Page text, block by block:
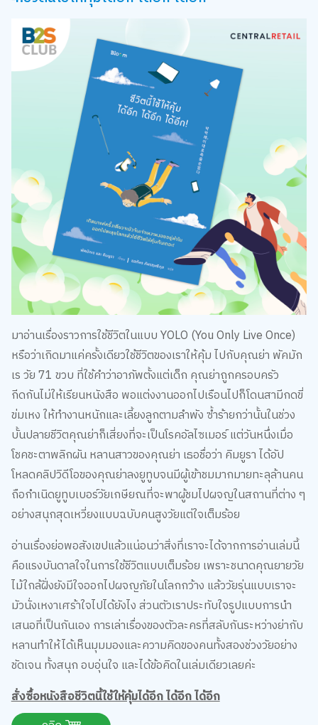
มาอ่านเรื่องราวการใช้ชีวิตในแบบ YOLO (You Only Live Once)
หรือว่าเกิดมาแค่ครั้งเดียวใช้ชีวิตของเราให้คุ้ม ไปกับคุณย่า พัคมัก
เร วัย 71 ขวบ ที่ใช้คำว่าอาภัพตั้งแต่เด็ก คุณย่าถูกครอบครัว
กีดกันไม่ให้เรียนหนังสือ พอแต่งงานออกไปเรือนไปก็โดนสามีกดขี่
ข่มเหง ให้ทำงานหนักและเลี้ยงลูกตามลำพัง ซ้ำร้ายกว่านั้นในช่วง
บั้นปลายชีวิตคุณย่าก็เสี่ยงที่จะเป็นโรคอัลไซเมอร์ แต่วันหนึ่งเมื่อ
โชคชะตาพลิกผัน หลานสาวของคุณย่า เธอชื่อว่า คิมยูรา ได้อัป
โหลดคลิปวิดีโอของคุณย่าลงยูทูบจนมีผู้เข้าชมมากมายทะลุล้านคน
ถือกำเนิดยูทูบเบอร์วัยเกษียณที่จะพาผู้ชมไปผจญในสถานที่ต่าง ๆ
อย่างสนุกสุดเหวี่ยงแบบฉบับคนสูงวัยแต่ใจเต็มร้อย
อ่านเรื่องย่อพอสังเขปแล้วแน่อนว่าสิ่งที่เราจะได้จากการอ่านเล่มนี้
คือแรงบันดาลใจในการใช้ชีวิตแบบเต็มร้อย เพราะชนาดคุณยายวัย
ไม้ใกล้ฝั่งยังมีใจออกไปผจญภัยในโลกกว้าง แล้ววัยรุ่นแบบเราจะ
มัวนั่งเหงาเศร้าใจไปได้ยังไง ส่วนตัวเราประทับใจรูปแบบการนำ
เสนอที่เป็นกันเอง การเล่าเรื่องของตัวละครที่สลับกันระหว่างย่ากับ
หลานทำให้ได้เห็นมุมมองและความคิดของคนทั้งสองช่วงวัยอย่าง
ชัดเจน ทั้งสนุก อบอุ่นใจ และได้ข้อคิดในเล่มเดียวเลยค่ะ
สั่งซื้อหนังสือชีวิตนี้ใช้ให้คุ้มได้อีก ได้อีก ได้อีก
คลิก